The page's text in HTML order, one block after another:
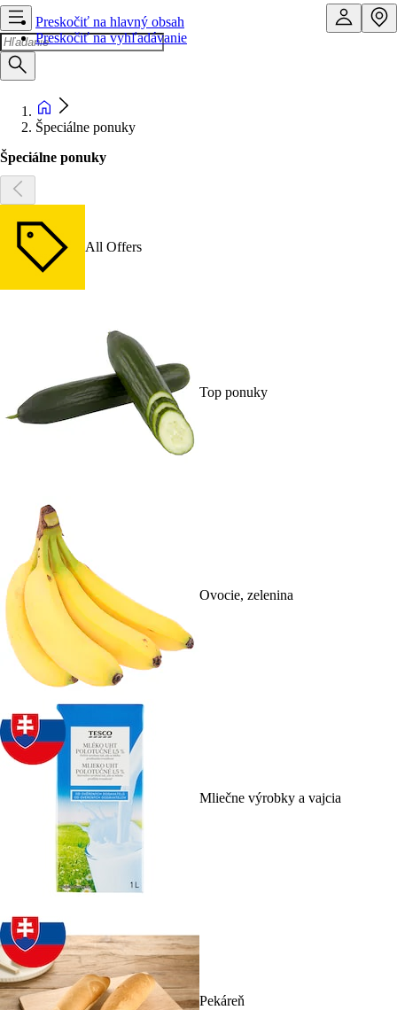
Preskočiť na hlavný obsah
Preskočiť na vyhľadávanie
Špeciálne ponuky
Špeciálne ponuky
All Offers
Top ponuky
Ovocie, zelenina
Mliečne výrobky a vajcia
Pekáreň